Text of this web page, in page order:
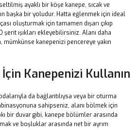
ayaklı bir köşe kanepe, sıcak ve
başka bir yoludur. Hatta eğlenmek için ideal
oluşturmak için tamamen dışarı çıkıp
şerit ışıkları ekleyebilirsiniz. Alanı daha
kanepenizi pencereye yakın
Kanepenizi Kullanın
da bağlantılıysa veya bir oturma
sahipseniz, alanı bölmek için
bir duvar gibi, kanepe bölümler arasında
ve boşluklar arasında net bir ayrım